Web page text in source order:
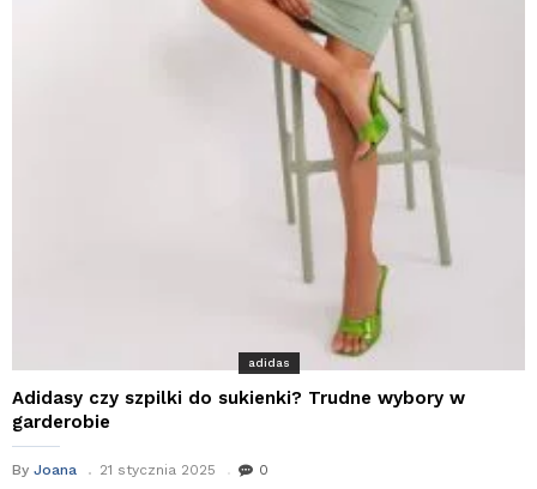
adidas
Adidasy czy szpilki do sukienki? Trudne wybory w
garderobie
By Joana 21 stycznia 2025 0